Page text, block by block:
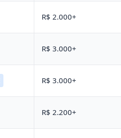
R$ 2.000+
R$ 3.000+
R$ 3.000+
R$ 2.200+